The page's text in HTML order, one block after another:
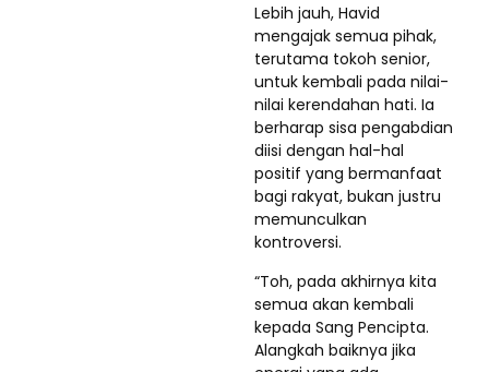
Lebih jauh, Havid
mengajak semua pihak,
terutama tokoh senior,
untuk kembali pada nilai-
nilai kerendahan hati. Ia
berharap sisa pengabdian
diisi dengan hal-hal
positif yang bermanfaat
bagi rakyat, bukan justru
memunculkan
kontroversi.
“Toh, pada akhirnya kita
semua akan kembali
kepada Sang Pencipta.
Alangkah baiknya jika